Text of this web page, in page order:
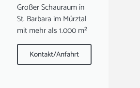
Großer Schauraum in
St. Barbara im Mürztal
mit mehr als 1.000 m²
Kontakt/Anfahrt